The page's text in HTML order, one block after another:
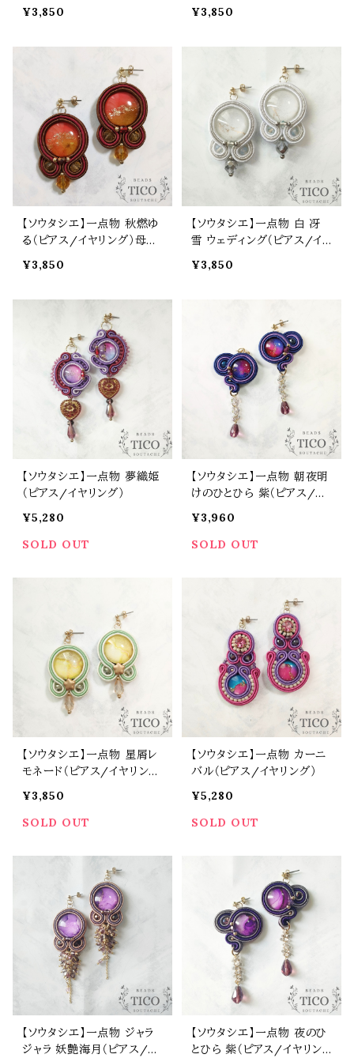
¥3,850 ¥3,850
【ソウタシエ】一点物 秋燃ゆ
る（ピアス/イヤリング）母の
¥3,850
【ソウタシエ】一点物 白 冴
雪 ウェディング（ピアス/イ
レゼント
¥3,850
【ソウタシエ】一点物 夢織姫
（ピアス/イヤリング）
¥5,280
SOLD OUT
【ソウタシエ】一点物 朝夜明
けのひとひら 紫（ピアス/イ
レゼント
¥3,960
SOLD OUT
【ソウタシエ】一点物 星屑レ
モネード（ピアス/イヤリン
ト
¥3,850
SOLD OUT
【ソウタシエ】一点物 カーニ
バル（ピアス/イヤリング）
¥5,280
SOLD OUT
【ソウタシエ】一点物 ジャラ
ジャラ 妖艶海月（ピアス/イ
【ソウタシエ】一点物 夜のひ
とひら 紫（ピアス/イヤリン